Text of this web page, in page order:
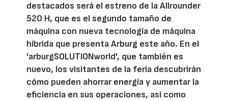
destacados será el estreno de la Allrounder
520 H, que es el segundo tamaño de
máquina con nueva tecnología de máquina
híbrida que presenta Arburg este año. En el
'arburgSOLUTIONworld', que también es
nuevo, los visitantes de la feria descubrirán
cómo pueden ahorrar energía y aumentar la
eficiencia en sus operaciones, así como